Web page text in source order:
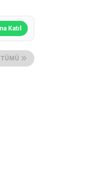
Katıl
TÜMÜ